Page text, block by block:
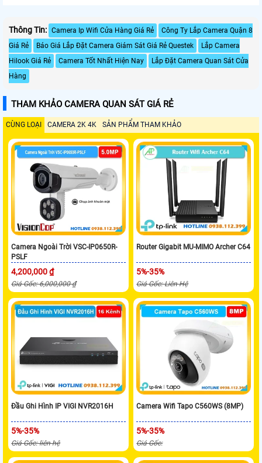
Thông Tin: Camera Ip Wifi Cửa Hàng Giá Rẻ
Công Ty Lắp Camera Quận 8
Giá Rẻ
Báo Giá Lắp Đặt Camera Giám Sát Giá Rẻ Questek
Lắp Camera
Hilook Giá Rẻ
Camera Tốt Nhất Hiện Nay
Lắp Đặt Camera Quan Sát Cửa
Hàng
THAM KHẢO CAMERA QUAN SÁT GIÁ RẺ
CÙNG LOẠI CAMERA 2K 4K SẢN PHẨM THAM KHẢO
Camera Ngoài Trời VSC-IP0650R-
PSLF
4,200,000 ₫
Giá Gốc: 6,000,000 ₫
Router Gigabit MU-MIMO Archer C64
5%-35%
Giá Gốc: Liên Hệ
Đầu Ghi Hình IP VIGI NVR2016H
5%-35%
Giá Gốc: liên hệ
Camera Wifi Tapo C560WS (8MP)
5%-35%
Giá Gốc: